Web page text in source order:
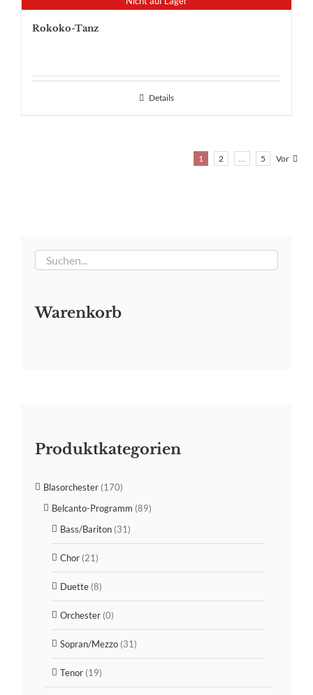
Rokoko-Tanz
Details
1 2 … 5 Vor
Produktkategorien
Blasorchester (170)
Belcanto-Programm (89)
Bass/Bariton (31)
Chor (21)
Duette (8)
Orchester (0)
Sopran/Mezzo (31)
Tenor (19)
Warenkorb